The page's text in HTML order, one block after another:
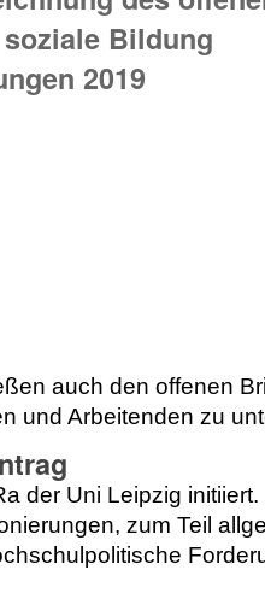
Bildung
2019
auch den offenen
und Arbeitenden zu
der Uni Leipzig
zum Teil